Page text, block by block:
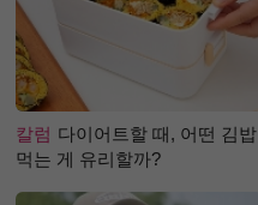
칼럼 다이어트할 때, 어떤 김밥
먹는 게 유리할까?